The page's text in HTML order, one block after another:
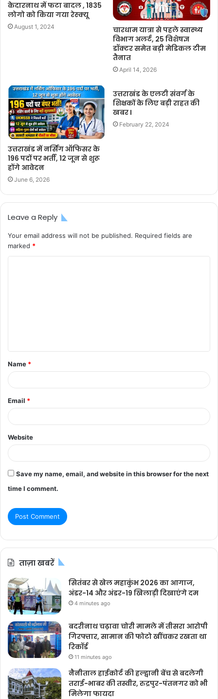
केदारनाथ में फटा बादल , 1835
लोगो को किया गया रेस्क्यू
August 1, 2024
चारधाम यात्रा से पहले स्वास्थ्य
विभाग अलर्ट, 25 विशेषज्ञ
डॉक्टर समेत बड़ी मेडिकल टीम
तैनात
April 14, 2026
उत्तराखंड में नर्सिंग ऑफिसर के
196 पदों पर भर्ती, 12 जून से शुरू
होंगे आवेदन
June 6, 2026
उत्तराखंड के एलटी संवर्ग के
शिक्षकों के लिए बड़ी राहत की
खबर I
February 22, 2024
Leave a Reply
Your email address will not be published. Required fields are
marked *
t
*
Name *
Email *
Website
Save my name, email, and website in this browser for the next
time I comment.
ताज़ा खबरें
सितंबर से खेल महाकुंभ 2026 का आगाज,
अंडर-14 और अंडर-19 खिलाड़ी दिखाएंगे दम
4 minutes ago
बदरीनाथ चढ़ावा चोरी मामले में तीसरा आरोपी
गिरफ्तार, सामान की फोटो खींचकर रखता था
रिकॉर्ड
11 minutes ago
नैनीताल हाईकोर्ट की हल्द्वानी बेंच से बदलेगी
तराई-भाबर की तस्वीर, रुद्रपुर-पंतनगर को भी
मिलेगा फायदा